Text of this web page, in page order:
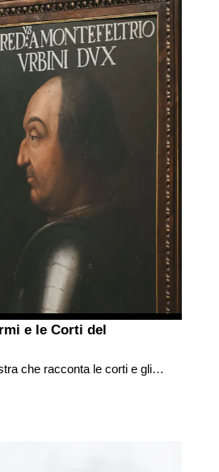
e le Corti del
che racconta le corti e gli
tra guerra e cultura